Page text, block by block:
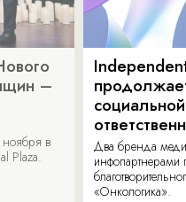
–
ноября в
Plaza.
социальной
Два бренда
инфопартнерами
«Онкологика».